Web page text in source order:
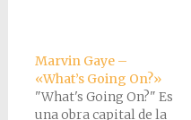
1987 y a vuelta de mi
primer viaje solo a
Inglaterra me había
Marvin Gaye –
«What’s Going On?»
"What's Going On?" Es
una obra capital de la